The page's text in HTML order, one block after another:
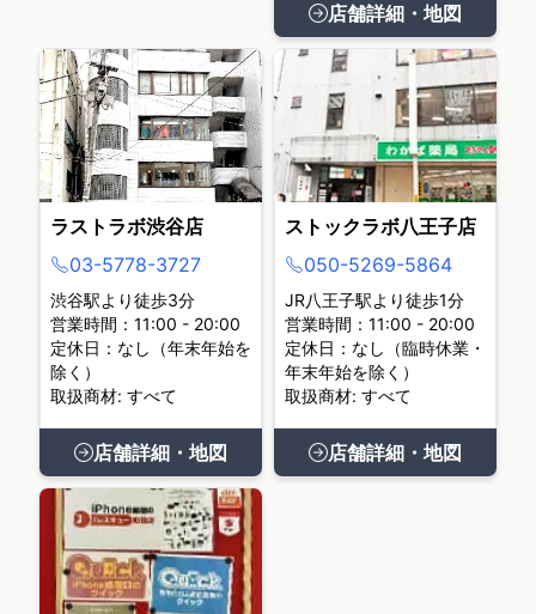
店舗詳細・地図
ラストラボ渋谷店
03-5778-3727
渋谷駅より徒歩3分
営業時間：11:00 - 20:00
定休日：なし（年末年始を
除く）
取扱商材: すべて
店舗詳細・地図
ストックラボ八王子店
050-5269-5864
JR八王子駅より徒歩1分
営業時間：11:00 - 20:00
定休日：なし（臨時休業・
年末年始を除く）
取扱商材: すべて
店舗詳細・地図